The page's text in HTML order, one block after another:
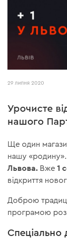
29 липня 2020
Урочисте
нашого
Ще один
нашу «родину».
Львова. Вже1
відкриття
Доброю
програмою
Спеціально